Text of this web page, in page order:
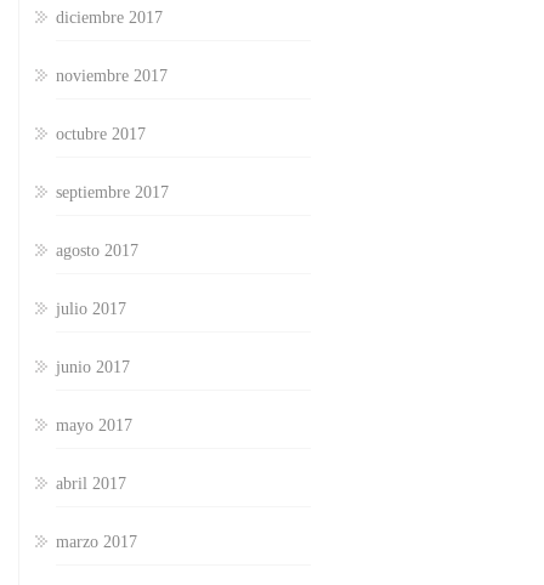
diciembre 2017
noviembre 2017
octubre 2017
septiembre 2017
agosto 2017
julio 2017
junio 2017
mayo 2017
abril 2017
marzo 2017